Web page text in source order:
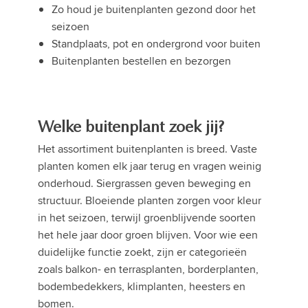
Zo houd je buitenplanten gezond door het
seizoen
Standplaats, pot en ondergrond voor buiten
Buitenplanten bestellen en bezorgen
Welke buitenplant zoek jij?
Het assortiment buitenplanten is breed. Vaste
planten komen elk jaar terug en vragen weinig
onderhoud. Siergrassen geven beweging en
structuur. Bloeiende planten zorgen voor kleur
in het seizoen, terwijl groenblijvende soorten
het hele jaar door groen blijven. Voor wie een
duidelijke functie zoekt, zijn er categorieën
zoals balkon- en terrasplanten, borderplanten,
bodembedekkers, klimplanten, heesters en
bomen.